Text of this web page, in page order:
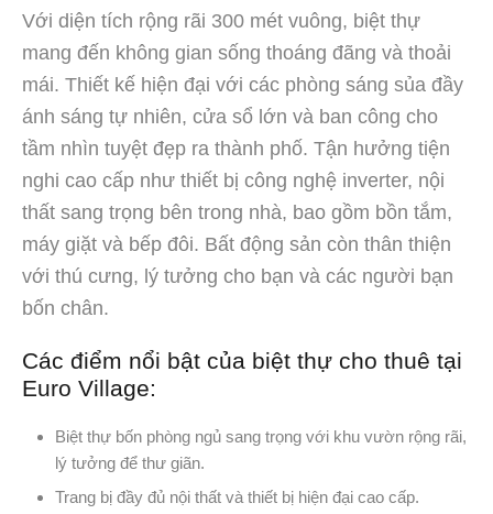
Với diện tích rộng rãi 300 mét vuông, biệt thự
mang đến không gian sống thoáng đãng và thoải
mái. Thiết kế hiện đại với các phòng sáng sủa đầy
ánh sáng tự nhiên, cửa sổ lớn và ban công cho
tầm nhìn tuyệt đẹp ra thành phố. Tận hưởng tiện
nghi cao cấp như thiết bị công nghệ inverter, nội
thất sang trọng bên trong nhà, bao gồm bồn tắm,
máy giặt và bếp đôi. Bất động sản còn thân thiện
với thú cưng, lý tưởng cho bạn và các người bạn
bốn chân.
Các điểm nổi bật của biệt thự cho thuê tại
Euro Village:
Biệt thự bốn phòng ngủ sang trọng với khu vườn rộng rãi,
lý tưởng để thư giãn.
Trang bị đầy đủ nội thất và thiết bị hiện đại cao cấp.